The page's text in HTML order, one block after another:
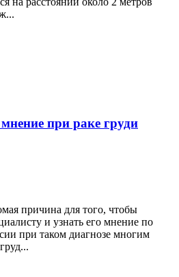
при раке груди
причина для того, чтобы
и узнать его мнение по
при таком диагнозе многим